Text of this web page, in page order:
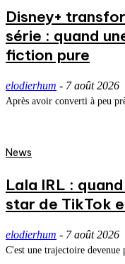
Disney+
série : quand
fiction pure
elodierhum - 7 août 2026
Après avoir converti à peu
News
Lala IRL :
star de TikTok
elodierhum - 7 août 2026
C'est une trajectoire devenue